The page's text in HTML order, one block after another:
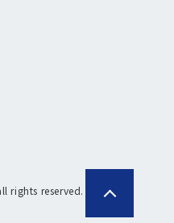
rights reserved.